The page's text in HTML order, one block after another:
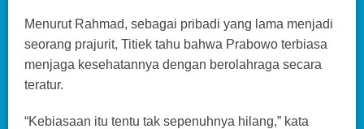
Menurut Rahmad, sebagai pribadi yang lama menjadi
seorang prajurit, Titiek tahu bahwa Prabowo terbiasa
menjaga kesehatannya dengan berolahraga secara
teratur.
“Kebiasaan itu tentu tak sepenuhnya hilang,” kata